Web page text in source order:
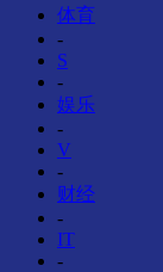
体育
-
S
-
娱乐
-
V
-
财经
-
IT
-